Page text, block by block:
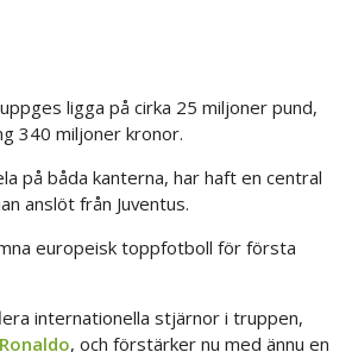
ligga på cirka 25 miljoner pund,
340 miljoner kronor.
på båda kanterna, har haft en central
anslöt från Juventus.
europeisk toppfotboll för första
internationella stjärnor i truppen,
, och förstärker nu med ännu en